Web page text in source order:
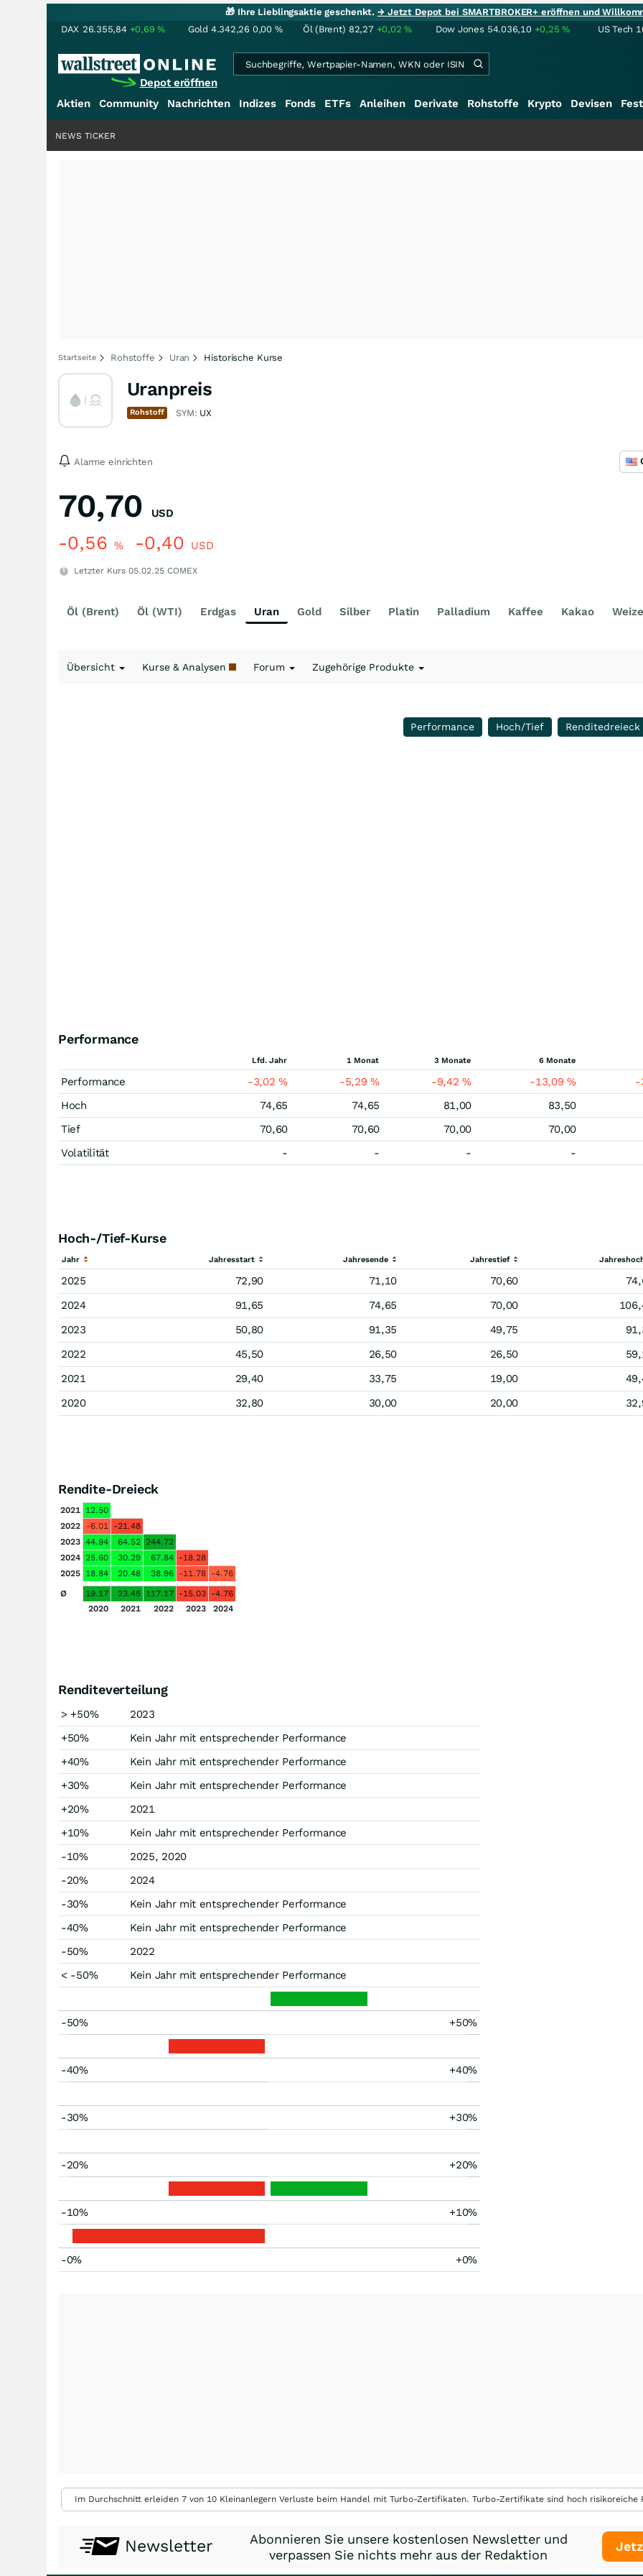
🎁 Ihre Lieblingsaktie geschenkt.→ Jetzt Depot bei SMARTBROKER+ eröffnen und
DAX 26.355,84 +0,69% Gold 4.342,26 0,00 % Öl (Brent) 82,27 +0,02% Dow Jones 54.036,10 +0,25% US Tech
Depot eröffnen
Aktien Community Nachrichten Indizes Fonds ETFs Anleihen Derivate Rohstoffe Krypto Devisen
NEWS TICKER
Startseite Rohstoffe Uran Historische Kurse
Uranpreis
Rohstoff SYM: UX
Alarme einrichten
70,70 USD
-0,56 % -0,40 USD
Letzter Kurs 05.02.25 COMEX
Öl (Brent) Öl (WTI) Erdgas Uran Gold Silber Platin Palladium Kaffee Kakao
Übersicht Kurse & Analysen Forum Zugehörige Produkte
Performance Hoch/Tief Renditedreieck
Performance
Lfd. Jahr 1 Monat 3 Monate 6 Monate
Performance -3,02% -5,29% -9,42% -13,09% -
Hoch
74,65 74,65 81,00 83,50
Tief
70,60 70,60 70,00 70,00
Volatilität
- - - -
Hoch-/Tief-Kurse
Jahr Jahresstart Jahresende Jahrestief
2025 72,90 71,10 70,60
2024
91,65 74,65 70,00
2023
50,80 91,35 49,75
2022
45,50 26,50 26,50
2021
29,40 33,75 19,00
2020
32,80 30,00 20,00
Rendite-Dreieck
2021 12.50
2022
-6.01 -21.48
2023 44.94 64.52 244.72
2024 25.60 30.29 67.84 -18.28
2025 18.84 20.48 38.96 -11.78 -4.76
Ø
19.17 23.45 117.17 -15.03 -4.76
2020
2021 2022 2023 2024
Renditeverteilung
> +50%
2023
+50%
Kein Jahr mit entsprechender Performance
+40%
Kein Jahr mit entsprechender Performance
+30%
Kein Jahr mit entsprechender Performance
+20%
2021
+10%
Kein Jahr mit entsprechender Performance
-10%
2025, 2020
-20%
2024
-30%
Kein Jahr mit entsprechender Performance
-40%
Kein Jahr mit entsprechender Performance
-50%
2022
< -50%
Kein Jahr mit entsprechender Performance
-50% +50%
-40% +40%
-30% +30%
-20% +20%
-10% +10%
-0% +0%
Im Durchschnitt erleiden 7 von 10 Kleinanlegern Verluste beim Handel mit Turbo-Zertifikaten. Turbo-Zertifikate sind hoch
Newsletter
Abonnieren Sie unsere kostenlosen Newsletter und
verpassen Sie nichts mehr aus der Redaktion